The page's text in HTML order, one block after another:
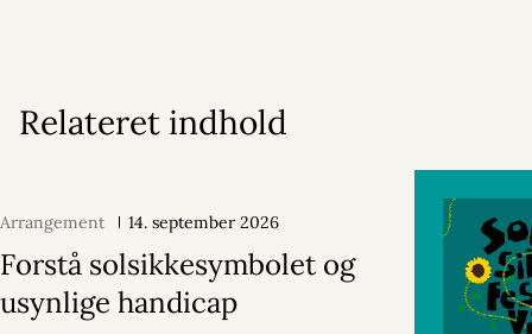
Relateret indhold
Arrangement 14. september 2026
Forstå solsikkesymbolet og
usynlige handicap